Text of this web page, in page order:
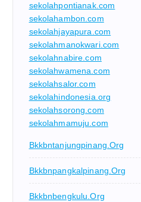
sekolahpontianak.com
sekolahambon.com
sekolahjayapura.com
sekolahmanokwari.com
sekolahnabire.com
sekolahwamena.com
sekolahsalor.com
sekolahindonesia.org
sekolahsorong.com
sekolahmamuju.com
Bkkbntanjungpinang.org
Bkkbnpangkalpinang.org
Bkkbnbengkulu.org